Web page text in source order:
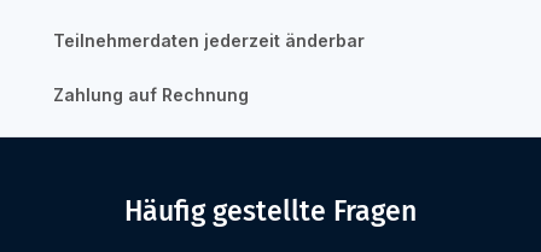
Teilnehmerdaten jederzeit änderbar
Zahlung auf Rechnung
Häufig gestellte Fragen